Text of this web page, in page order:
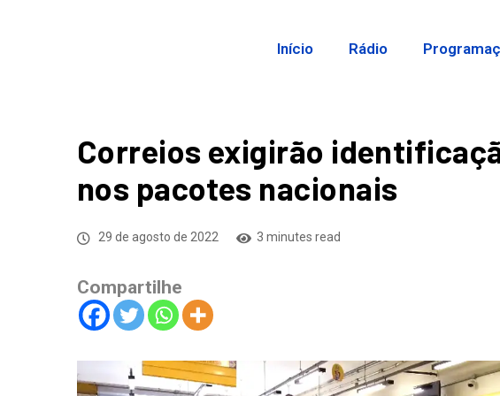
Início Rádio
Correios exigirão
nos pacotes nacionais
29 de agosto de 2022 3 minutes read
Compartilhe